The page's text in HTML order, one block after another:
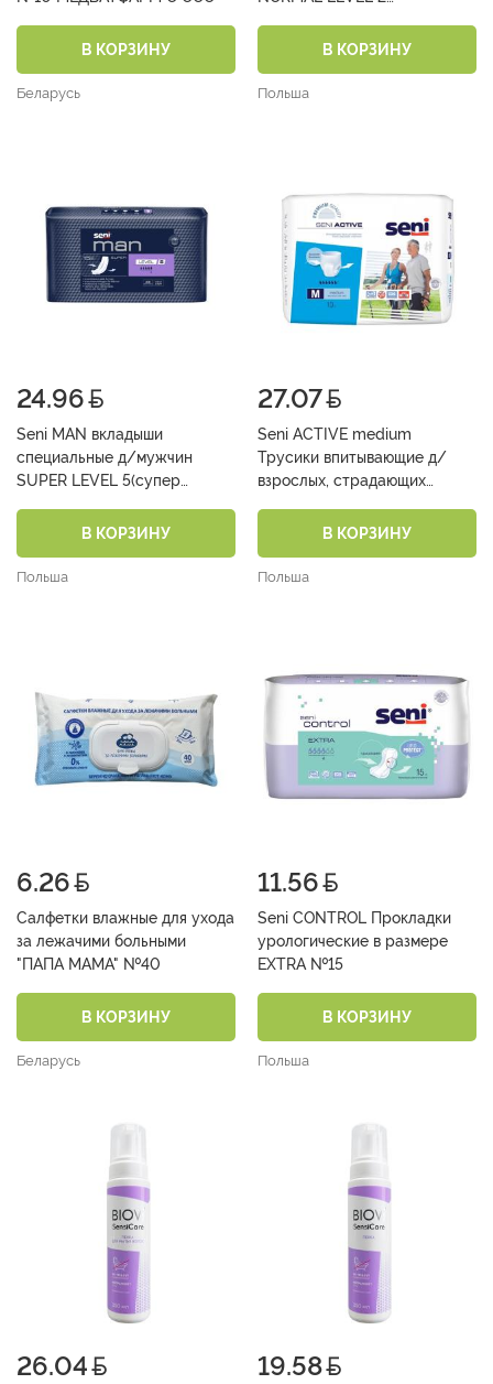
В КОРЗИНУ
Беларусь
В КОРЗИНУ
Польша
24.96
Seni MAN вкладыши
специальные д/мужчин
SUPER LEVEL 5(супер
В КОРЗИНУ
Польша
27.07
Seni ACTIVE medium
Трусики впитывающие д/
взрослых, страдающих
В КОРЗИНУ
Польша
6.26
Салфетки влажные для ухода
за лежачими больными
"ПАПА МАМА" №40
В КОРЗИНУ
Беларусь
11.56
Seni CONTROL Прокладки
урологические в размере
EXTRA №15
В КОРЗИНУ
Польша
26.04 19.58